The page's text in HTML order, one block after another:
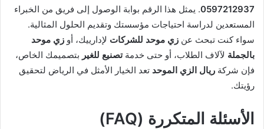
0597212937. يمثل هذا الرقم بوابة الوصول إلى فريق من الخبراء
المستعدين لدراسة احتياجات مؤسستك وتقديم الحلول المثالية.
سواء كنت تبحث عن زي موحد للشركات لإدارييك، أو زي موحد
بالجملة لآلاف الطلاب، أو حتى خدمةتصنيع للغير بتصميمك الخاص،
فإن شركة ريال الزي الموحد تعد الخيار الأمثل في الرياض لتحقيق
رؤيتك.
الأسئلة المتكررة (FAQ)